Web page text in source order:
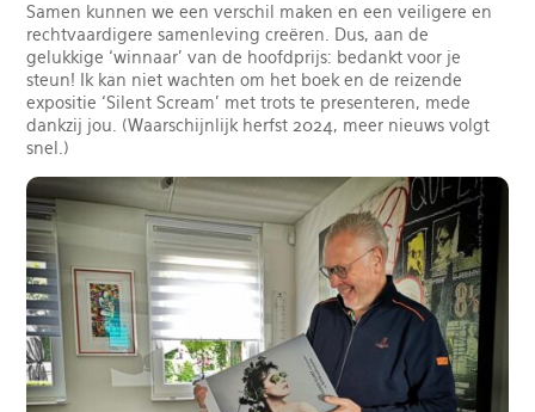
Samen kunnen we een verschil maken en een veiligere en
rechtvaardigere samenleving creëren. Dus, aan de
gelukkige ‘winnaar’ van de hoofdprijs: bedankt voor je
steun! Ik kan niet wachten om het boek en de reizende
expositie ‘Silent Scream’ met trots te presenteren, mede
dankzij jou. (Waarschijnlijk herfst 2024, meer nieuws volgt
snel.)